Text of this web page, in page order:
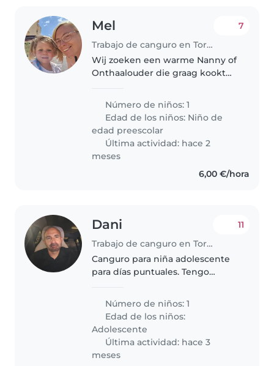
Mel
Trabajo de canguro en Torrevieja
7
Wij zoeken een warme Nanny of
Onthaalouder die graag kookt
neemt voor onze energieke en
speelse kleuter. Iemand met
gevoel voor humor die van
knuffelen..
Número de niños: 1
Edad de los niños: Niño de
edad preescolar
Última actividad: hace 2
meses
6,00 €/hora
Dani
Trabajo de canguro en Torrevieja
11
Canguro para niña adolescente
para días puntuales. Tengo
Número de niños: 1
Edad de los niños:
Adolescente
Última actividad: hace 3
meses